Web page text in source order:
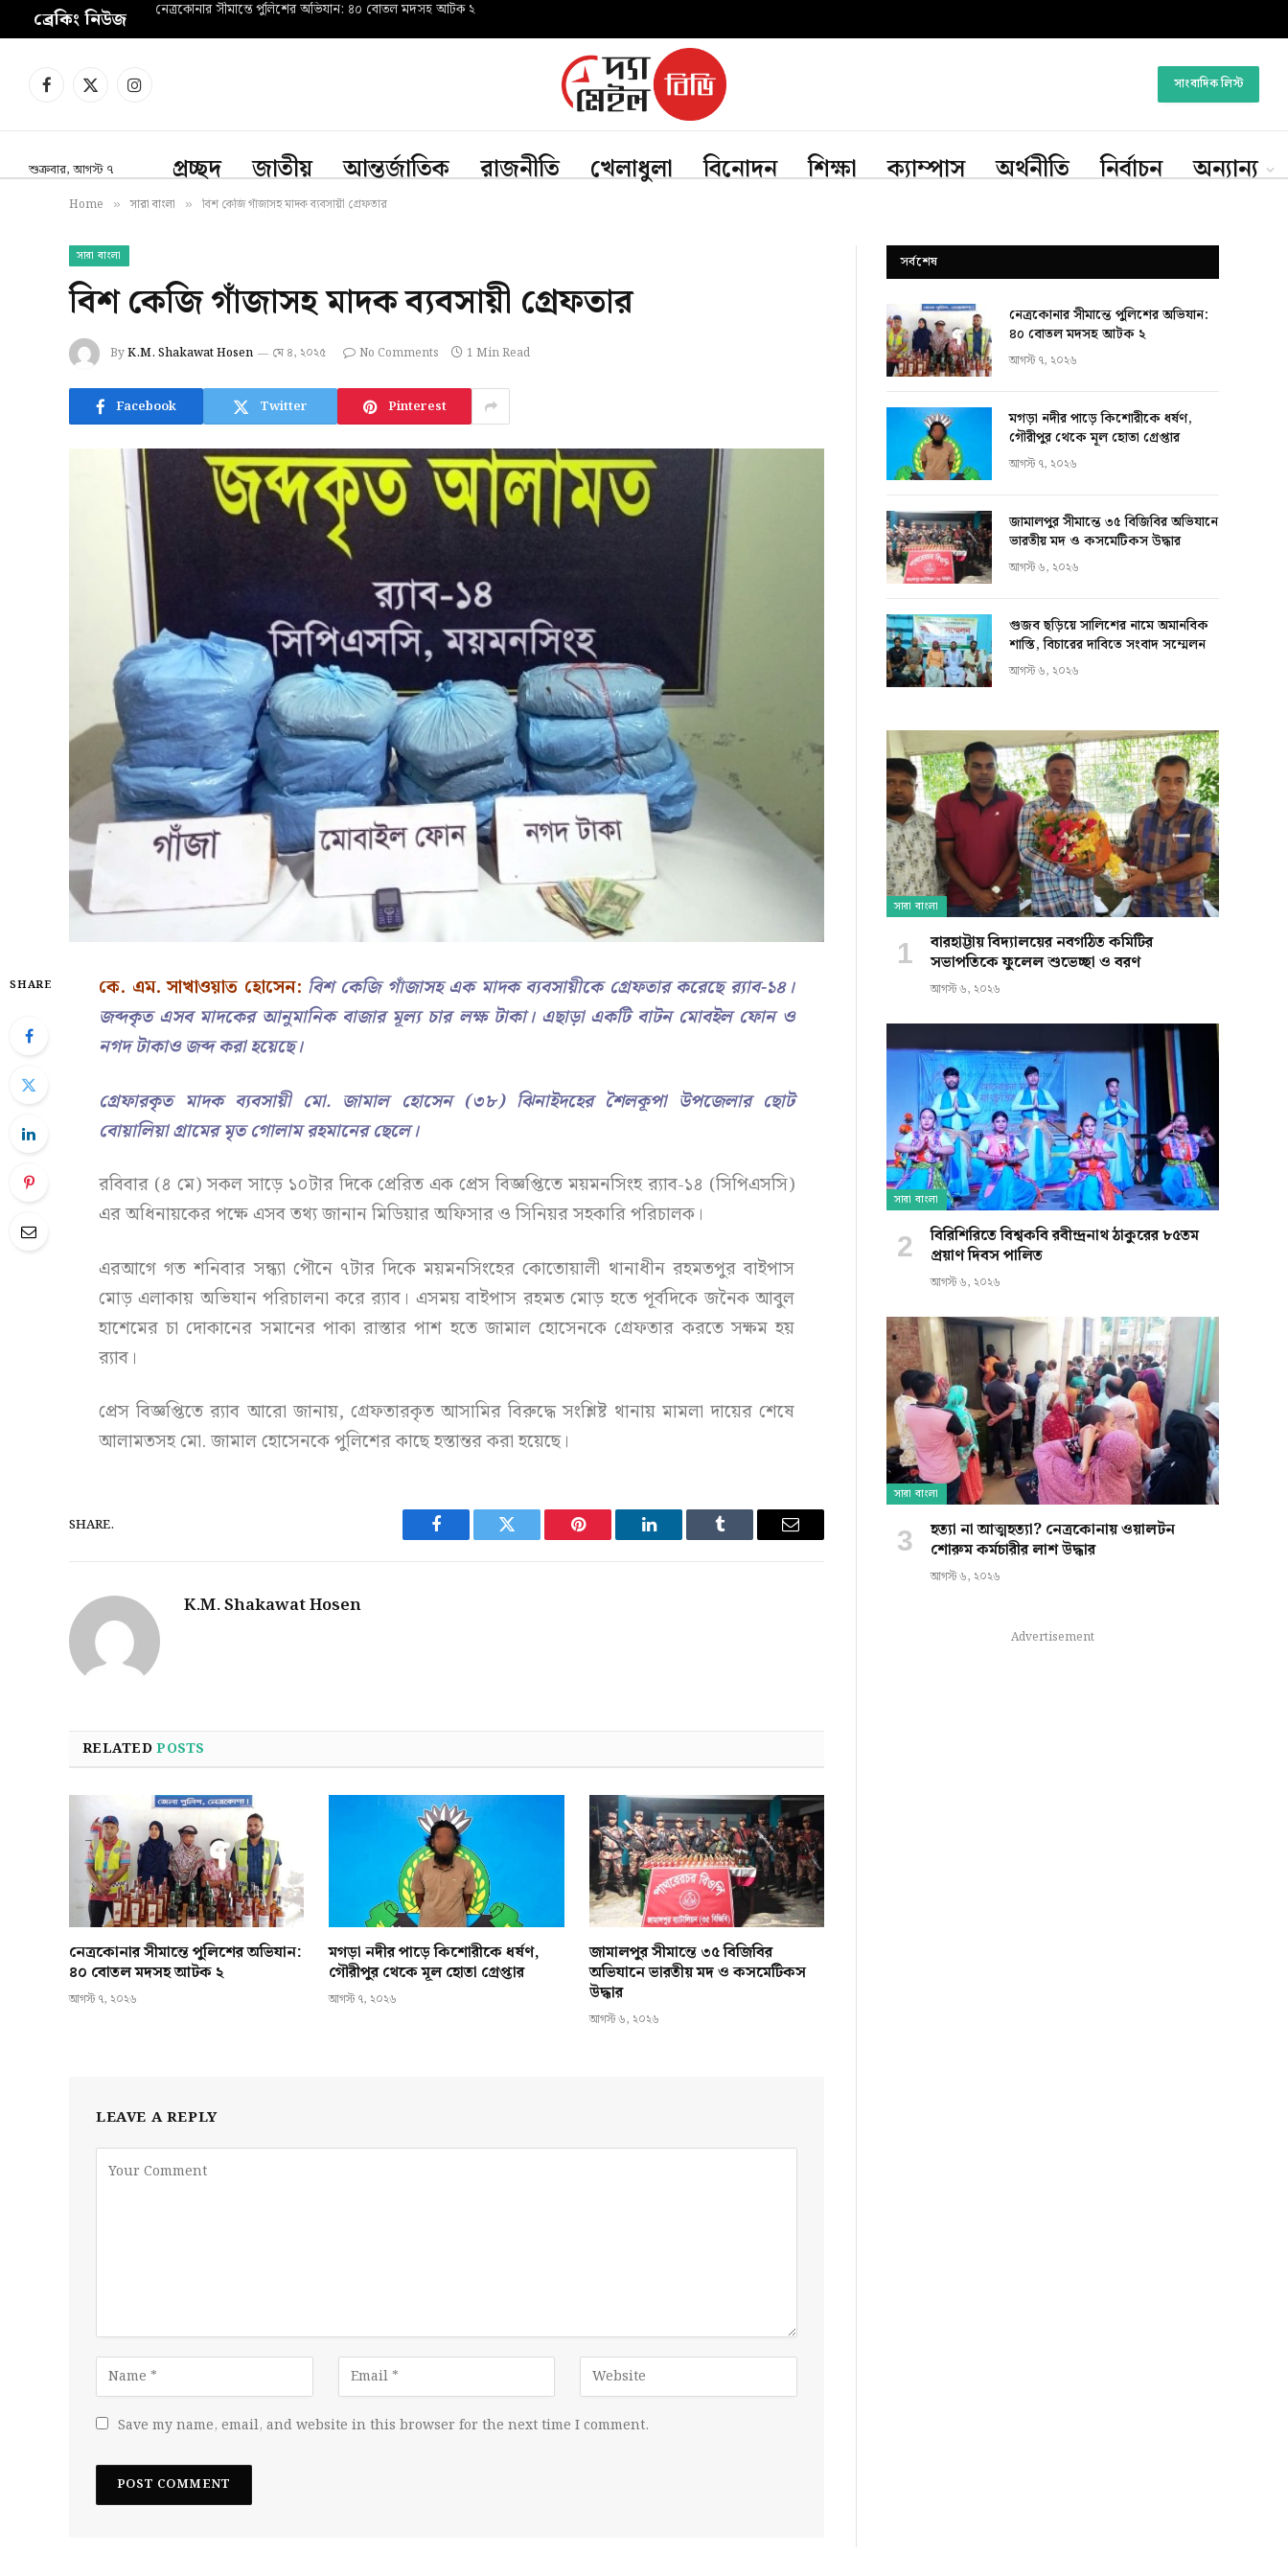
ব্রেকিং নিউজ নেত্রকোনার সীমান্তে পুলিশের অভিযান: ৪০ বোতল মদসহ আটক ২
Facebook
X
Instagram সাংবাদিক লিস্ট
শুক্রবার, আগস্ট ৭ প্রচ্ছদ জাতীয় আন্তর্জাতিক রাজনীতি খেলাধুলা বিনোদন শিক্ষা ক্যাম্পাস অর্থনীতি নির্বাচন অন্যান্য
Home » সারা বাংলা » বিশ কেজি গাঁজাসহ মাদক ব্যবসায়ী গ্রেফতার
সারা বাংলা
বিশ কেজি গাঁজাসহ মাদক ব্যবসায়ী গ্রেফতার
ByK.M. Shakawat Hosen মে ৪, ২০২৫ No Comments 1 Min Read
Facebook Twitter Pinterest
SHARE কে. এম. সাখাওয়াত হোসেন: বিশ কেজি গাঁজাসহ এক মাদক ব্যবসায়ীকে গ্রেফতার করেছে র‌্যাব-১৪।
জব্দকৃত এসব মাদকের আনুমানিক বাজার মূল্য চার লক্ষ টাকা। এছাড়া একটি বাটন মোবইল ফোন ও
নগদ টাকাও জব্দ করা হয়েছে।
গ্রেফারকৃত মাদক ব্যবসায়ী মো. জামাল হোসেন (৩৮) ঝিনাইদহের শৈলকূপা উপজেলার ছোট
বোয়ালিয়া গ্রামের মৃত গোলাম রহমানের ছেলে।
রবিবার (৪ মে) সকল সাড়ে ১০টার দিকে প্রেরিত এক প্রেস বিজ্ঞপ্তিতে ময়মনসিংহ র‌্যাব-১৪ (সিপিএসসি)
এর অধিনায়কের পক্ষে এসব তথ্য জানান মিডিয়ার অফিসার ও সিনিয়র সহকারি পরিচালক।
এরআগে গত শনিবার সন্ধ্যা পৌনে ৭টার দিকে ময়মনসিংহের কোতোয়ালী থানাধীন রহমতপুর বাইপাস
মোড় এলাকায় অভিযান পরিচালনা করে র‌্যাব। এসময় বাইপাস রহমত মোড় হতে পূর্বদিকে জনৈক আবুল
হাশেমের চা দোকানের সমানের পাকা রাস্তার পাশ হতে জামাল হোসেনকে গ্রেফতার করতে সক্ষম হয়
র‌্যাব।
প্রেস বিজ্ঞপ্তিতে র‌্যাব আরো জানায়, গ্রেফতারকৃত আসামির বিরুদ্ধে সংশ্লিষ্ট থানায় মামলা দায়ের শেষে
আলামতসহ মো. জামাল হোসেনকে পুলিশের কাছে হস্তান্তর করা হয়েছে।
SHARE.
Facebook Twitter Pinterest LinkedIn Tumblr Email
K.M. Shakawat Hosen
RELATEDPOSTS
নেত্রকোনার সীমান্তে পুলিশের অভিযান:
৪০ বোতল মদসহ আটক ২
আগস্ট ৭, ২০২৬
মগড়া নদীর পাড়ে কিশোরীকে ধর্ষণ,
গৌরীপুর থেকে মূল হোতা গ্রেপ্তার
আগস্ট ৭, ২০২৬
জামালপুর সীমান্তে ৩৫ বিজিবির
অভিযানে ভারতীয় মদ ও কসমেটিকস
উদ্ধার
আগস্ট ৬, ২০২৬
LEAVE A REPLY
Save my name, email, and website in this browser for the next time I comment.
সর্বশেষ
নেত্রকোনার সীমান্তে পুলিশের অভিযান:
৪০ বোতল মদসহ আটক ২
আগস্ট ৭, ২০২৬
মগড়া নদীর পাড়ে কিশোরীকে ধর্ষণ,
গৌরীপুর থেকে মূল হোতা গ্রেপ্তার
আগস্ট ৭, ২০২৬
জামালপুর সীমান্তে ৩৫ বিজিবির অভিযানে
ভারতীয় মদ ও কসমেটিকস উদ্ধার
আগস্ট ৬, ২০২৬
গুজব ছড়িয়ে সালিশের নামে অমানবিক
শাস্তি, বিচারের দাবিতে সংবাদ সম্মেলন
আগস্ট ৬, ২০২৬
সারা বাংলা
বারহাট্টায় বিদ্যালয়ের নবগঠিত কমিটির
সভাপতিকে ফুলেল শুভেচ্ছা ও বরণ
আগস্ট ৬, ২০২৬
সারা বাংলা
বিরিশিরিতে বিশ্বকবি রবীন্দ্রনাথ ঠাকুরের ৮৫তম
প্রয়াণ দিবস পালিত
আগস্ট ৬, ২০২৬
সারা বাংলা
হত্যা না আত্মহত্যা? নেত্রকোনায় ওয়ালটন
শোরুম কর্মচারীর লাশ উদ্ধার
আগস্ট ৬, ২০২৬
Advertisement